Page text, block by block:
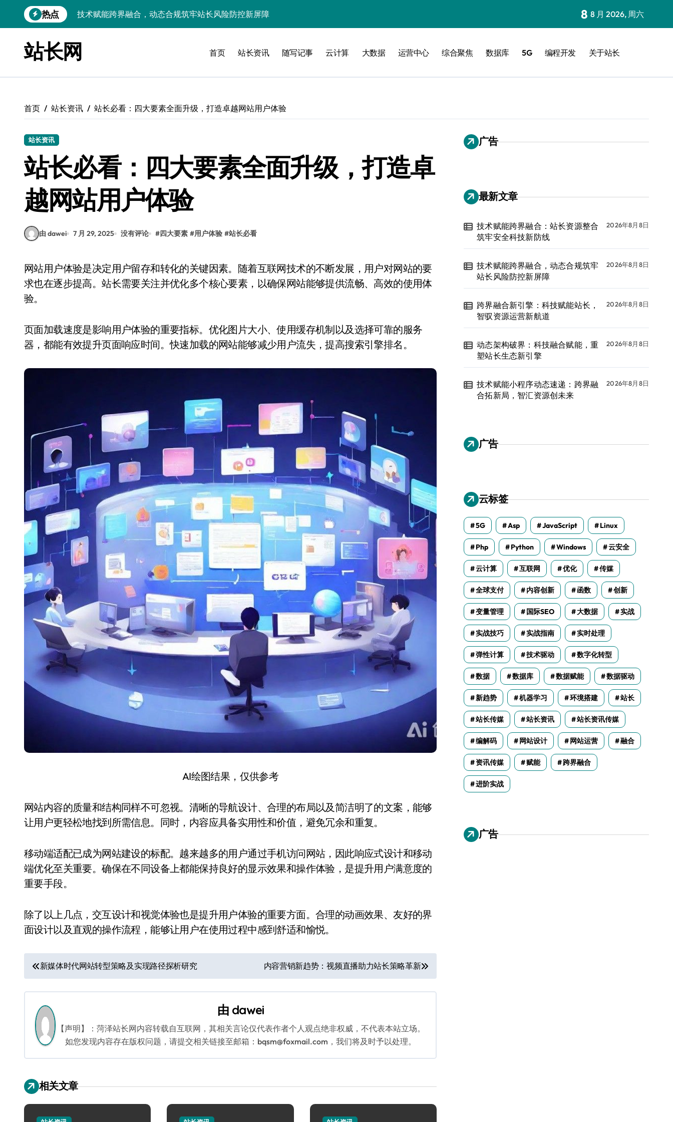
到
热点
技术赋能跨界融合，动态合规筑牢站长风险防控新屏障
动态架构破界：科技融合赋能，重塑站长生态新引擎
技术赋能小程序动态速递：跨界融合拓新局，智汇资源创未来
数据视角：计算机视觉融合科技，动态追踪站长精选前沿资源
技术赋能跨界融合，驱动无障碍设计资源动态整合新范式
PHP视角：技术赋能跨界融合，资源整合引领站长新征程
技术赋能跨界融合：站长资源整合筑牢安全科技新防线
8 8 月 2026, 周六
站长网 首页 站长资讯 随写记事 云计算 大数据 运营中心 综合聚焦 数据库 5G 编程开发 关于站长
首页 站长资讯 站长必看：四大要素全面升级，打造卓越网站用户体验
站长资讯
站长必看：四大要素全面升级，打造卓
越网站用户体验
由 dawei 7 月 29, 2025 没有评论 #四大要素 #用户体验 #站长必看
网站用户体验是决定用户留存和转化的关键因素。随着互联网技术的不断发展，用户对网站的要
求也在逐步提高。站长需要关注并优化多个核心要素，以确保网站能够提供流畅、高效的使用体
验。
页面加载速度是影响用户体验的重要指标。优化图片大小、使用缓存机制以及选择可靠的服务
器，都能有效提升页面响应时间。快速加载的网站能够减少用户流失，提高搜索引擎排名。
AI绘图结果，仅供参考
网站内容的质量和结构同样不可忽视。清晰的导航设计、合理的布局以及简洁明了的文案，能够
让用户更轻松地找到所需信息。同时，内容应具备实用性和价值，避免冗余和重复。
移动端适配已成为网站建设的标配。越来越多的用户通过手机访问网站，因此响应式设计和移动
端优化至关重要。确保在不同设备上都能保持良好的显示效果和操作体验，是提升用户满意度的
重要手段。
除了以上几点，交互设计和视觉体验也是提升用户体验的重要方面。合理的动画效果、友好的界
面设计以及直观的操作流程，能够让用户在使用过程中感到舒适和愉悦。
文
章
导
航
新媒体时代网站转型策略及实现路径探析研究 内容营销新趋势：视频直播助力站长策略革新
由 dawei
【声明】：菏泽站长网内容转载自互联网，其相关言论仅代表作者个人观点绝非权威，不代表本站立场。
如您发现内容存在版权问题，请提交相关链接至邮箱：bqsm@foxmail.com，我们将及时予以处理。
相关文章
广告
最新文章
技术赋能跨界融合：站长资源整合
筑牢安全科技新防线
2026年8月8日
技术赋能跨界融合，动态合规筑牢
站长风险防控新屏障
2026年8月8日
跨界融合新引擎：科技赋能站长，
智驭资源运营新航道
2026年8月8日
动态架构破界：科技融合赋能，重
塑站长生态新引擎
2026年8月8日
技术赋能小程序动态速递：跨界融
合拓新局，智汇资源创未来
2026年8月8日
广告
云标签
5G Asp JavaScript Linux
Php Python Windows 云安全
云计算 互联网 优化 传媒
全球支付 内容创新 函数 创新
变量管理 国际SEO 大数据 实战
实战技巧 实战指南 实时处理
弹性计算 技术驱动 数字化转型
数据 数据库 数据赋能 数据驱动
新趋势 机器学习 环境搭建 站长
站长传媒 站长资讯 站长资讯传媒
编解码 网站设计 网站运营 融合
资讯传媒 赋能 跨界融合
进阶实战
广告